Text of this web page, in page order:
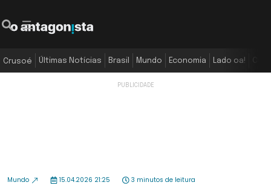
Crusoé Últimas Notícias Brasil Mundo Economia Lado oa!
Mundo 15.04.2026 21:25 3 minutos de leitura